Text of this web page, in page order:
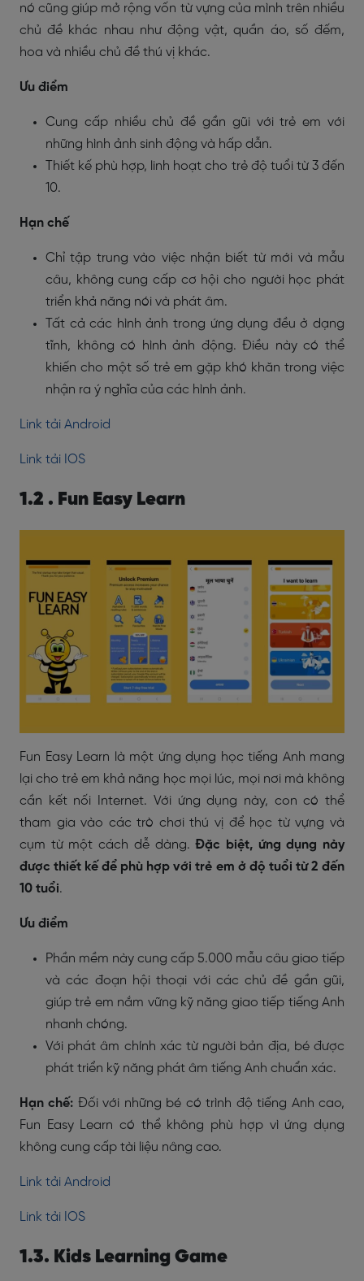
nó cũng giúp mở rộng vốn từ vựng của mình trên nhiều
chủ đề khác nhau như động vật, quần áo, số đếm,
hoa và nhiều chủ đề thú vị khác.
Ưu điểm
Cung cấp nhiều chủ đề gần gũi với trẻ em với
những hình ảnh sinh động và hấp dẫn.
Thiết kế phù hợp, linh hoạt cho trẻ độ tuổi từ 3 đến
10.
Hạn chế
Chỉ tập trung vào việc nhận biết từ mới và mẫu
câu, không cung cấp cơ hội cho người học phát
triển khả năng nói và phát âm.
Tất cả các hình ảnh trong ứng dụng đều ở dạng
tĩnh, không có hình ảnh động. Điều này có thể
khiến cho một số trẻ em gặp khó khăn trong việc
nhận ra ý nghĩa của các hình ảnh.
Link tải Android
Link tải IOS
1.2 . Fun Easy Learn
Fun Easy Learn là một ứng dụng học tiếng Anh mang
lại cho trẻ em khả năng học mọi lúc, mọi nơi mà không
cần kết nối Internet. Với ứng dụng này, con có thể
tham gia vào các trò chơi thú vị để học từ vựng và
cụm từ một cách dễ dàng.Đặc biệt, ứng dụng này
được thiết kế để phù hợp với trẻ em ở độ tuổi từ 2 đến
10 tuổi.
Ưu điểm
Phần mềm này cung cấp 5.000 mẫu câu giao tiếp
và các đoạn hội thoại với các chủ đề gần gũi,
giúp trẻ em nắm vững kỹ năng giao tiếp tiếng Anh
nhanh chóng.
Với phát âm chính xác từ người bản địa, bé được
phát triển kỹ năng phát âm tiếng Anh chuẩn xác.
Hạn chế: Đối với những bé có trình độ tiếng Anh cao,
Fun Easy Learn có thể không phù hợp vì ứng dụng
không cung cấp tài liệu nâng cao.
Link tải Android
Link tải IOS
1.3. Kids Learning Game